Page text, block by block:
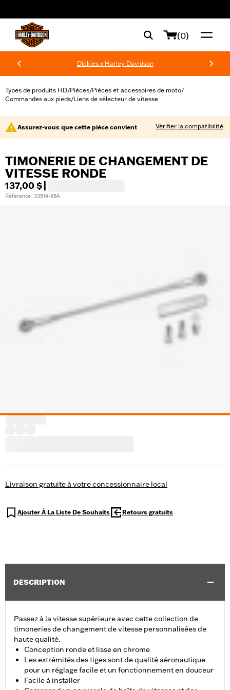
(0)
Dickies x Harley-Davidson
Types de produits HD/Pièces/Pièces et accessoires de moto/
Commandes aux pieds/Liens de sélecteur de vitesse
Assurez-vous que cette pièce convient Vérifier la compatibilité
TIMONERIE DE CHANGEMENT DE
VITESSE RONDE
137,00 $
Référence : 33814-98A
Livraison gratuite à votre concessionnaire local
Ajouter À La Liste De Souhaits Retours gratuits
DESCRIPTION
Passez à la vitesse supérieure avec cette collection de
timoneries de changement de vitesse personnalisées de
haute qualité.
Conception ronde et lisse en chrome
Les extrémités des tiges sont de qualité aéronautique
pour un réglage facile et un fonctionnement en douceur
Facile à installer